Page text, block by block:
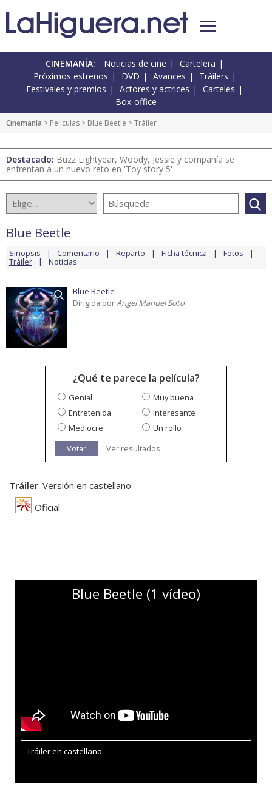
CINEMANÍA: Noticias de cine
Cartelera
Próximos estrenos
DVD Avances
Tráilers
Festivales y premios
Actores y actrices
Carteles
Box-office
Cinemanía > Películas > Blue Beetle > Tráiler
Destacado: Buzz Lightyear, Woody, Jessie y compañía se
enfrentan a un nuevo reto en 'Toy story 5'
Blue Beetle
Sinopsis Comentario Reparto Ficha técnica Fotos
Tráiler Noticias
Blue Beetle
Dirigida porAngel Manuel Soto
¿Qué te parece la película?
Genial
Muy buena
Entretenida
Interesante
Mediocre
Un rollo
Votar
Ver resultados
Tráiler: Versión en castellano
Oficial
Blue Beetle (1 vídeo)
Tráiler en castellano